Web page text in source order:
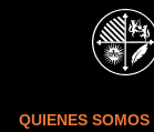
Skip to main content
QUIENES SOMOS